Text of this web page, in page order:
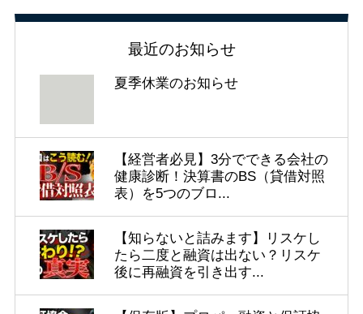
最近のお知らせ
夏季休業のお知らせ
【経営者必見】3分でできる会社の
健康診断！決算書のBS（貸借対照
表）を5つのブロ...
【知らないと詰みます】リスケし
たら二度と融資は出ない？リスケ
後に再融資を引き出す...